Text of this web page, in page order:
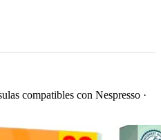
compatibles con Nespresso ·